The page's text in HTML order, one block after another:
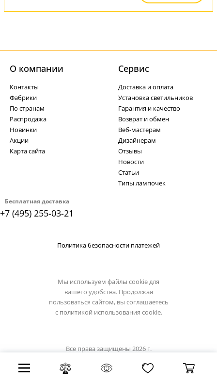
Бесплатная доставка
+7 (495) 255-03-21
О компании
Контакты
Фабрики
По странам
Распродажа
Новинки
Акции
Карта сайта
Cервис
Доставка и оплата
Установка светильников
Гарантия и качество
Возврат и обмен
Веб-мастерам
Дизайнерам
Отзывы
Новости
Статьи
Типы лампочек
Политика безопасности платежей
Мы используем файлы cookie для
вашего удобства. Продолжая
пользоваться сайтом, вы соглашаетесь
с политикой использования cookie.
Все права защищены 2026 г.